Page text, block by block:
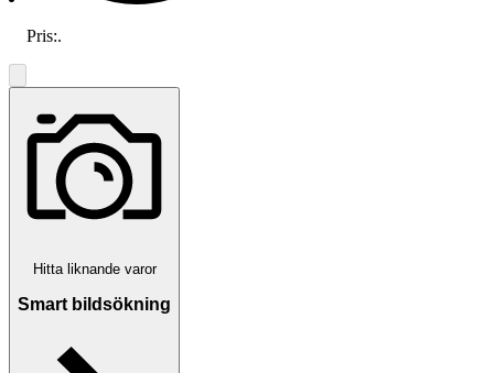
Pris:.
Hitta liknande varor
Smart bildsökning